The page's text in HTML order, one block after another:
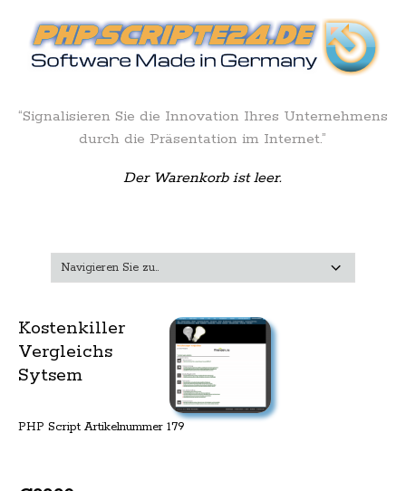
“Signalisieren Sie die Innovation Ihres Unternehmens
durch die Präsentation im Internet.”
Der Warenkorb ist leer.
Kostenkiller
Vergleichs
Sytsem
PHP Script Artikelnummer 179